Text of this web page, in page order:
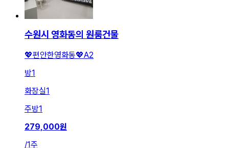
수원시 영화동의 원룸건물
💖편안한영화동💖A2
방1
화장실1
주방1
279,000원
/1주